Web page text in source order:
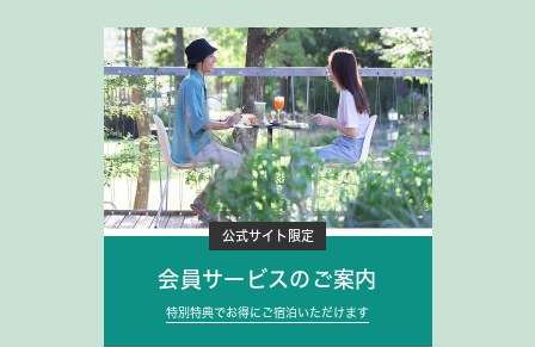
公式サイト限定
会員サービスのご案内
特別特典でお得にご宿泊いただけます